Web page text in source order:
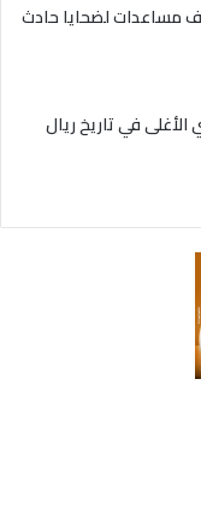
مساعدات لضحايا حادث
في تاريخ ريال